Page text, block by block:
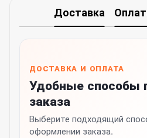
Доставка
ДОСТАВКА И ОПЛАТА
Удобные способы
заказа
Выберите подходящий
оформлении заказа.